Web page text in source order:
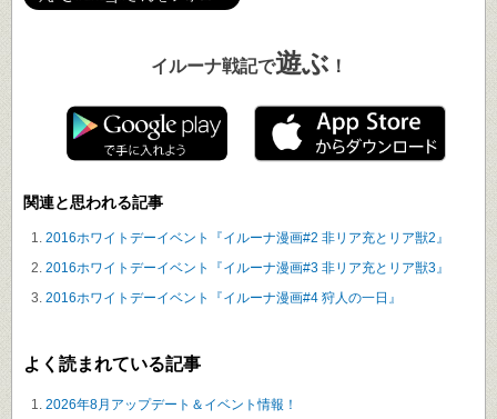
イルーナ戦記で遊ぶ ！
関連と思われる記事
2016ホワイトデーイベント『イルーナ漫画#2 非リア充とリア獣2』
2016ホワイトデーイベント『イルーナ漫画#3 非リア充とリア獣3』
2016ホワイトデーイベント『イルーナ漫画#4 狩人の一日』
よく読まれている記事
2026年8月アップデート＆イベント情報！